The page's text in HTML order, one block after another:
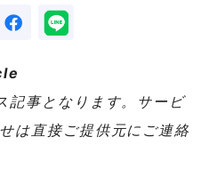
記事となります。サービ
は直接ご提供元にご連絡